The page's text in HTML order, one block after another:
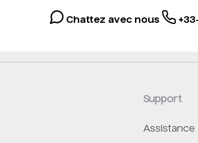
Chattez avec nous
Support
Assistance